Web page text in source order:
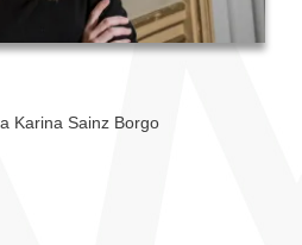
Karina Sainz Borgo